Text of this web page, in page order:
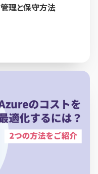
理と保守方法